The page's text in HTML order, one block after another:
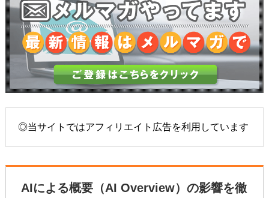
◎当サイトではアフィリエイト広告を利用しています
AIによる概要（AI Overview）の影響を徹